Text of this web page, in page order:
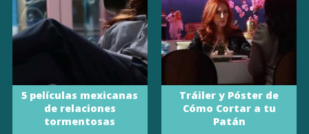
5 películas mexicanas
de relaciones
tormentosas
Tráiler y Póster de
Cómo Cortar a tu
Patán